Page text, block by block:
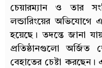
চেয়ারম্যান ও তার
লন্ডারিংয়ের
হয়েছে। তদন্তে জানা
প্রতিষ্ঠানগুলো অর্জিত
বেহাতের চেষ্টা